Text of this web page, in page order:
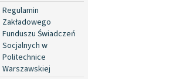
Regulamin
Zakładowego
Funduszu Świadczeń
Socjalnych w
Politechnice
Warszawskiej